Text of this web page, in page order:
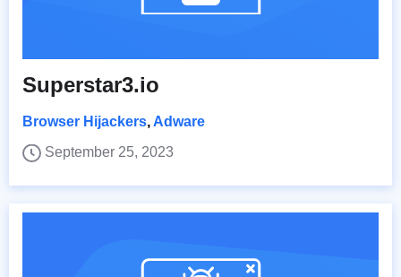
Superstar3.io
Browser Hijackers, Adware
September 25, 2023